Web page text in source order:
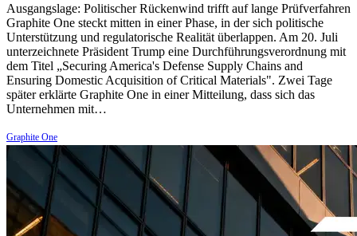
Ausgangslage: Politischer Rückenwind trifft auf lange Prüfverfahren
Graphite One steckt mitten in einer Phase, in der sich politische
Unterstützung und regulatorische Realität überlappen. Am 20. Juli
unterzeichnete Präsident Trump eine Durchführungsverordnung mit
dem Titel „Securing America's Defense Supply Chains and
Ensuring Domestic Acquisition of Critical Materials". Zwei Tage
später erklärte Graphite One in einer Mitteilung, dass sich das
Unternehmen mit…
Graphite One